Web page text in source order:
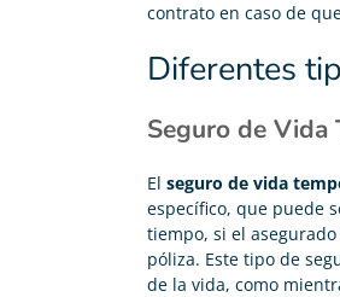
contrato en caso de
Diferentes
Seguro de Vida
El seguro de vida
específico, que puede
tiempo, si el
póliza. Este tipo de
de la vida, como